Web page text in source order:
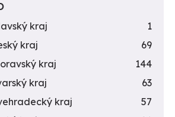
kraj
1
kraj
69
kraj
144
kraj
63
kraj
57